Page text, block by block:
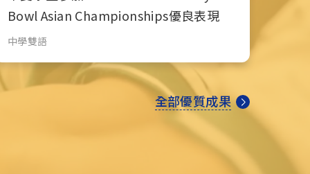
Bowl Asian Championships優良表現
中學雙語
全部優質成果